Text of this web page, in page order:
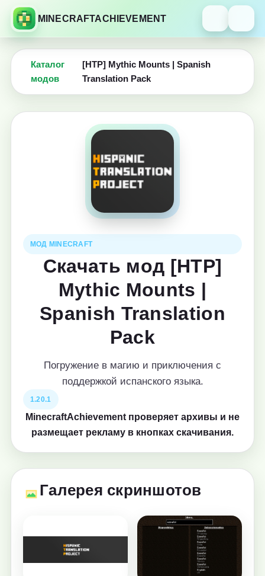
MINECRAFTACHIEVEMENT
Каталог
модов
[HTP] Mythic Mounts | Spanish
Translation Pack
МОД MINECRAFT
Скачать мод [HTP]
Mythic Mounts |
Spanish Translation
Pack
Погружение в магию и приключения с
поддержкой испанского языка.
1.20.1
MinecraftAchievement проверяет архивы и не
размещает рекламу в кнопках скачивания.
Галерея скриншотов